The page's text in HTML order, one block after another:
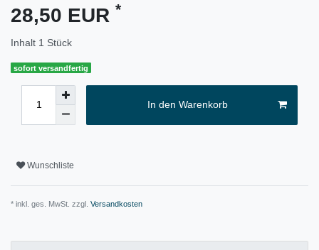
28,50 EUR *
Inhalt 1 Stück
sofort versandfertig
In den Warenkorb
Wunschliste
* inkl. ges. MwSt. zzgl. Versandkosten